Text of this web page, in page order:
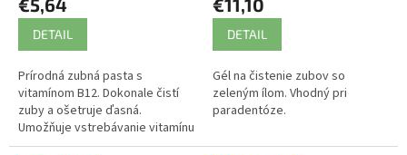
€5,64
DETAIL
Prírodná zubná pasta s
vitamínom B12. Dokonale čistí
zuby a ošetruje ďasná.
Umožňuje vstrebávanie vitamínu
B1. Bez fluóru.
€11,10
DETAIL
Gél na čistenie zubov so
zeleným ílom. Vhodný pri
paradentóze.